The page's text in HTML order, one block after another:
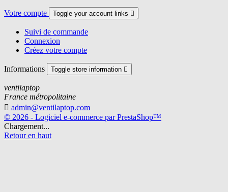
Votre compte Toggle your account links 
Suivi de commande
Connexion
Créez votre compte
Informations Toggle store information 
ventilaptop
France métropolitaine
 admin@ventilaptop.com
© 2026 - Logiciel e-commerce par PrestaShop™
Chargement...
Retour en haut